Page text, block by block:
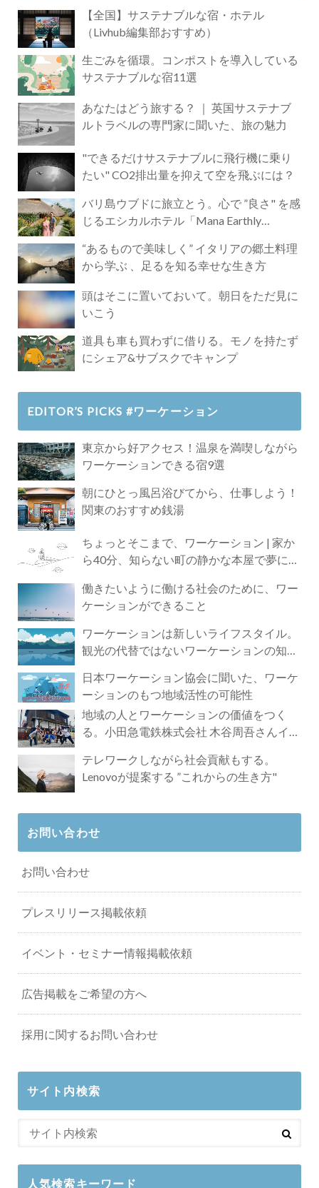
【全国】サステナブルな宿・ホテル
（Livhub編集部おすすめ）
生ごみを循環。コンポストを導入している
サステナブルな宿11選
あなたはどう旅する？ ｜ 英国サステナブ
ルトラベルの専門家に聞いた、旅の魅力
"できるだけサステナブルに飛行機に乗り
たい" CO2排出量を抑えて空を飛ぶには？
バリ島ウブドに旅立とう。心で ”良さ" を感
じるエシカルホテル「Mana Earthly
“あるもので美味しく” イタリアの郷土料理
から学ぶ 、足るを知る幸せな生き方
頭はそこに置いておいて。朝日をただ見に
いこう
道具も車も買わずに借りる。モノを持たず
にシェア&サブスクでキャンプ
EDITOR’S PICKS #ワーケーション
東京から好アクセス！温泉を満喫しながら
ワーケーションできる宿9選
朝にひとっ風呂浴びてから、仕事しよう！
関東のおすすめ銭湯
ちょっとそこまで、ワーケーション | 家か
ら40分、知らない町の静かな本屋で夢に近
働きたいように働ける社会のために、ワー
ケーションができること
ワーケーションは新しいライフスタイル。
観光の代替ではないワーケーションの知ら
日本ワーケーション協会に聞いた、ワーケ
ーションのもつ地域活性の可能性
地域の人とワーケーションの価値をつく
る。小田急電鉄株式会社 木谷周吾さんイン
テレワークしながら社会貢献もする。
Lenovoが提案する ”これからの生き方"
お問い合わせ
お問い合わせ
プレスリリース掲載依頼
イベント・セミナー情報掲載依頼
広告掲載をご希望の方へ
採用に関するお問い合わせ
サイト内検索
人気検索キーワード